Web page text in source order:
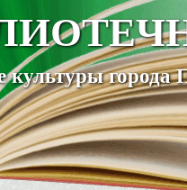
города